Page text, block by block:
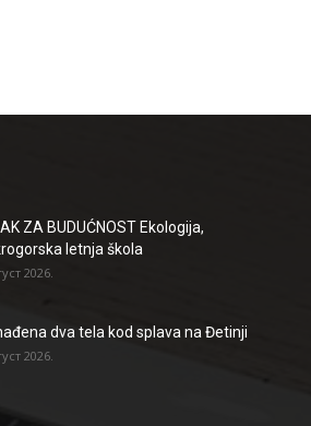
ZA BUDUĆNOST Ekologija,
letnja škola
2026.
dva tela kod splava na Đetinji
2026.